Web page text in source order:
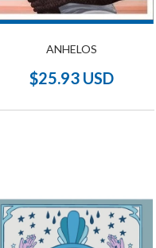
ANHELOS
$25.93 USD